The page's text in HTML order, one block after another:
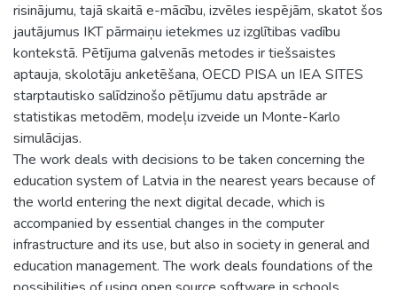
risinājumu, tajā skaitā e-mācību, izvēles iespējām, skatot šos
jautājumus IKT pārmaiņu ietekmes uz izglītibas vadību
kontekstā. Pētījuma galvenās metodes ir tiešsaistes
aptauja, skolotāju anketēšana, OECD PISA un IEA SITES
starptautisko salīdzinošo pētījumu datu apstrāde ar
statistikas metodēm, modeļu izveide un Monte-Karlo
simulācijas.
The work deals with decisions to be taken concerning the
education system of Latvia in the nearest years because of
the world entering the next digital decade, which is
accompanied by essential changes in the computer
infrastructure and its use, but also in society in general and
education management. The work deals foundations of the